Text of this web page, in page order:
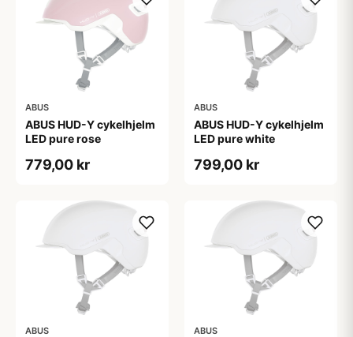
ABUS
ABUS HUD-Y cykelhjelm
LED pure rose
779,00 kr
ABUS
ABUS HUD-Y cykelhjelm
LED pure white
799,00 kr
ABUS ABUS